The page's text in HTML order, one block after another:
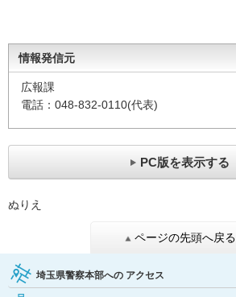
情報発信元
広報課
電話：048-832-0110(代表)
PC版を表示する
ぬりえ
ページの先頭へ戻る
埼玉県警察本部への アクセス